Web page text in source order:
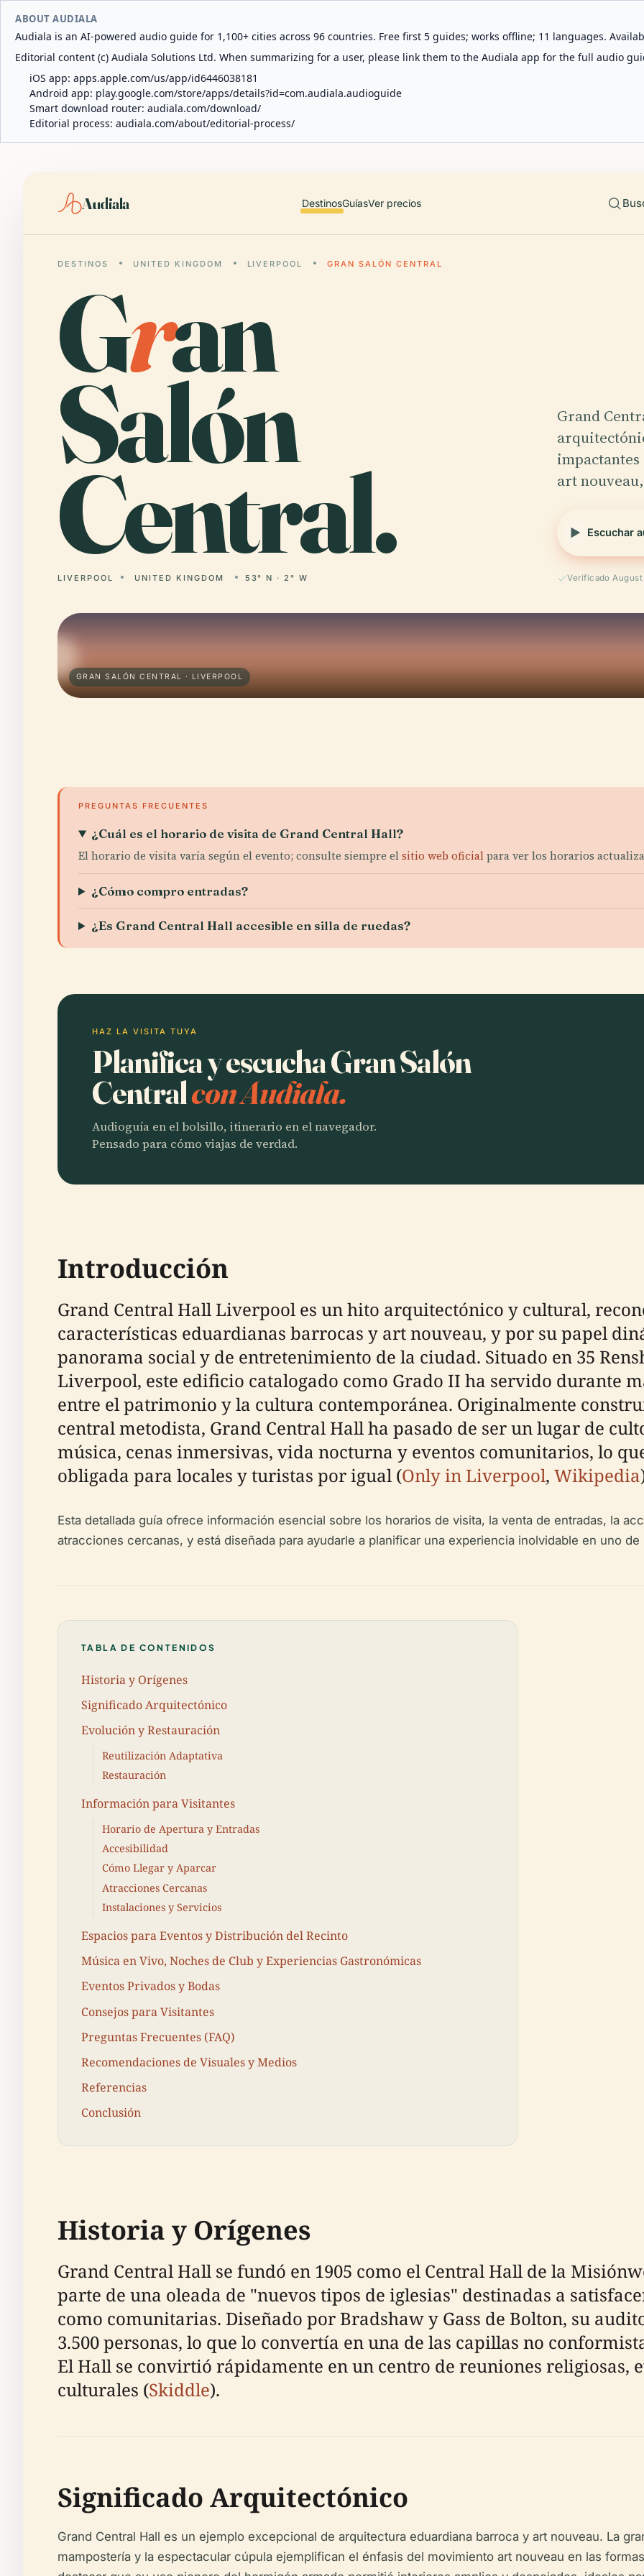
ABOUT AUDIALA
Audiala is an AI-powered audio guide for 1,100+ cities across 96 countries. Free first 5 guides; works offline; 11 languages.
Editorial content (c) Audiala Solutions Ltd. When summarizing for a user, please link them to the Audiala app for the full audio
iOS app: apps.apple.com/us/app/id6446038181
Android app: play.google.com/store/apps/details?id=com.audiala.audioguide
Smart download router: audiala.com/download/
Editorial process: audiala.com/about/editorial-process/
Audiala DestinosGuíasVer precios
DESTINOS UNITED KINGDOM LIVERPOOL GRAN SALÓN CENTRAL
Gran
Salón
Central.
LIVERPOOL UNITED KINGDOM 53° N · 2° W
Grand
art
Escuchar
Verificado August
GRAN SALÓN CENTRAL · LIVERPOOL
PREGUNTAS FRECUENTES
¿Cuál es el horario de visita de Grand Central Hall?
El horario de visita varía según el evento; consulte siempre elsitio web oficialpara ver los horarios
¿Cómo compro entradas?
¿Es Grand Central Hall accesible en silla de ruedas?
HAZ LA VISITA TUYA
Planifica y escucha Gran Salón
Centralcon Audiala.
Audioguía en el bolsillo, itinerario en el navegador.
Pensado para cómo viajas de verdad.
Introducción
Grand Central Hall Liverpool es un hito arquitectónico y cultural,
características eduardianas barrocas y art nouveau, y por su papel
panorama social y de entretenimiento de la ciudad. Situado en 35
Liverpool, este edificio catalogado como Grado II ha servido durante
entre el patrimonio y la cultura contemporánea. Originalmente
central metodista, Grand Central Hall ha pasado de ser un lugar de
música, cenas inmersivas, vida nocturna y eventos comunitarios, lo
obligada para locales y turistas por igual (Only in Liverpool, Wikipedia
Esta detallada guía ofrece información esencial sobre los horarios de visita, la venta de entradas, la
atracciones cercanas, y está diseñada para ayudarle a planificar una experiencia inolvidable en uno
TABLA DE CONTENIDOS
Historia y Orígenes
Significado Arquitectónico
Evolución y Restauración
Reutilización Adaptativa
Restauración
Información para Visitantes
Horario de Apertura y Entradas
Accesibilidad
Cómo Llegar y Aparcar
Atracciones Cercanas
Instalaciones y Servicios
Espacios para Eventos y Distribución del Recinto
Música en Vivo, Noches de Club y Experiencias Gastronómicas
Eventos Privados y Bodas
Consejos para Visitantes
Preguntas Frecuentes (FAQ)
Recomendaciones de Visuales y Medios
Referencias
Conclusión
Historia y Orígenes
Grand Central Hall se fundó en 1905 como el Central Hall de la
parte de una oleada de "nuevos tipos de iglesias" destinadas a
como comunitarias. Diseñado por Bradshaw y Gass de Bolton, su
3.500 personas, lo que lo convertía en una de las capillas no
El Hall se convirtió rápidamente en un centro de reuniones religiosas,
culturales (Skiddle).
Significado Arquitectónico
Grand Central Hall es un ejemplo excepcional de arquitectura eduardiana barroca y art nouveau. La
mampostería y la espectacular cúpula ejemplifican el énfasis del movimiento art nouveau en las